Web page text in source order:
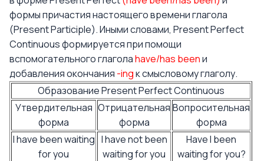
формы причастия настоящего времени глагола
(Present Participle). Иными словами, Present Perfect
Continuous формируется при помощи
вспомогательного глаголаhave/has beenи
добавления окончания -ingк смысловому глаголу.
Образование Present Perfect Continuous
Утвердительная
форма
Отрицательная
форма
Вопросительная
форма
I have been waiting
for you
I have not been
waiting for you
Have I been
waiting for you?